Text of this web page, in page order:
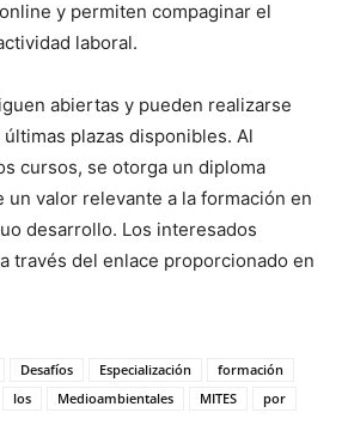
y permiten compaginar el
laboral.
abiertas y pueden realizarse
plazas disponibles. Al
cursos, se otorga un diploma
un valor relevante a la formación en
desarrollo. Los interesados
través del enlace proporcionado en
Desafíos Especialización
formación
los Medioambientales MITES
por